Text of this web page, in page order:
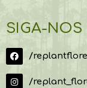
SIGA-NOS
/
/